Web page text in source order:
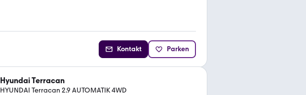
Kontakt Parken
Hyundai Terracan
HYUNDAI Terracan 2.9 AUTOMATIK 4WD